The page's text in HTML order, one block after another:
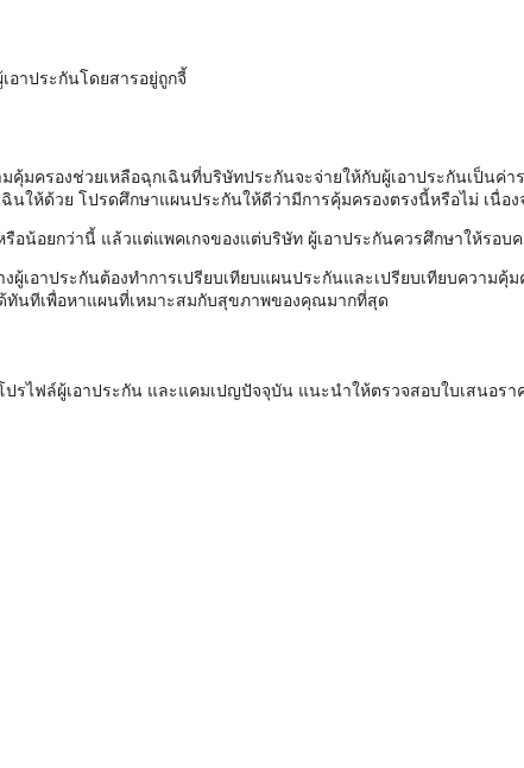
อาประกันโดยสารอยู่ถูกจี้
มครองช่วยเหลือฉุกเฉินที่บริษัทประกันจะจ่ายให้กับผู้เอาประกันเป็นค่าร
นให้ด้วย โปรดศึกษาแผนประกันให้ดีว่ามีการคุ้มครองตรงนี้หรือไม่ เนื่อ
น้อยกว่านี้ แล้วแต่แพคเกจของแต่บริษัท ผู้เอาประกันควรศึกษาให้รอบ
อาประกันต้องทำการเปรียบเทียบแผนประกันและเปรียบเทียบความคุ้
ทันทีเพื่อหาแผนที่เหมาะสมกับสุขภาพของคุณมากที่สุด
ไฟล์ผู้เอาประกัน และแคมเปญปัจจุบัน แนะนำให้ตรวจสอบใบเสนอรา